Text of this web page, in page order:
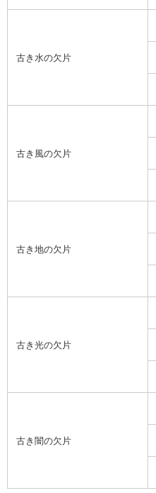
古き水の欠片
古き風の欠片
古き地の欠片
古き光の欠片
古き闇の欠片